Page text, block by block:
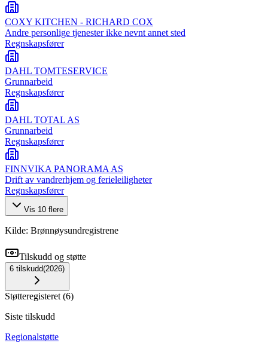
COXY KITCHEN - RICHARD COX
Andre personlige tjenester ikke nevnt annet sted
Regnskapsfører
DAHL TOMTESERVICE
Grunnarbeid
Regnskapsfører
DAHL TOTAL AS
Grunnarbeid
Regnskapsfører
FINNVIKA PANORAMA AS
Drift av vandrerhjem og ferieleiligheter
Regnskapsfører
Vis 10 flere
Kilde: Brønnøysundregistrene
Tilskudd og støtte
6 tilskudd(2026)
Støtteregisteret (6)
Siste tilskudd
Regionalstøtte